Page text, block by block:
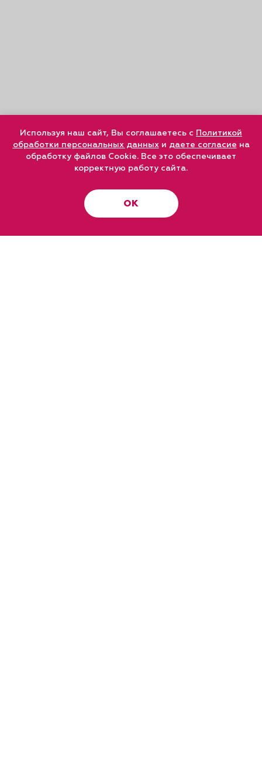
Используя наш сайт, Вы соглашаетесь с Политикой
обработки персональных данныхи даете согласие на
обработку файлов Cookie. Все это обеспечивает
корректную работу сайта.
ОК